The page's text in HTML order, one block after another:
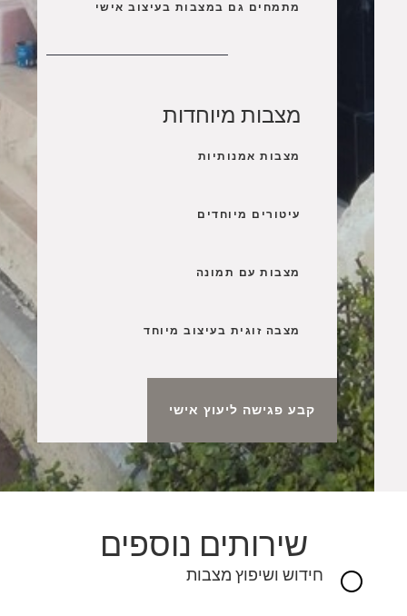
מתמחים גם במצבות בעיצוב אישי
מצבות מיוחדות
מצבות אמנותיות
עיטורים מיוחדים
מצבות עם תמונה
מצבה זוגית בעיצוב מיוחד
קבע פגישה ליעוץ אישי
שירותים נוספים
[ חידוש ושיפוץ מצבות